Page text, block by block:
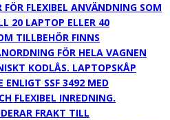
FLEXIBEL ANVÄNDNING SOM
20 LAPTOP ELLER 40
TILLBEHÖR FINNS
FÖR HELA VAGNEN
KODLÅS. LAPTOPSKÅP
ENLIGT SSF 3492 MED
FLEXIBEL INREDNING.
FRAKT TILL